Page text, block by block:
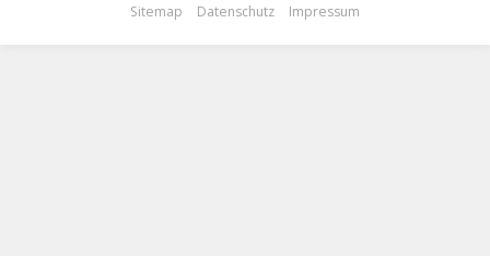
Sitemap
Datenschutz Impressum